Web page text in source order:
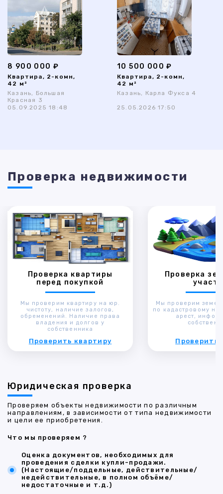
8 900 000 ₽
Квартира, 2-комн,
42 м²
Казань, Большая
Красная 3
05.09.2025 18:48
10 500 000 ₽
Квартира, 2-комн,
42 м²
Казань, Карла Фукса 4
25.05.2026 17:50
Проверка недвижимости
Проверка квартиры
перед покупкой
Мы проверим квартиру на юр.
чистоту, наличие залогов,
обременений. Наличие права
владения и долгов у
собственника
Проверить квартиру
Проверка
Мы проверим
по кадастровому
арест,
Проверить
Юридическая проверка
Проверяем объекты недвижимости по различным
направлениям, в зависимости от типа недвижимости
и цели ее приобретения.
Что мы проверяем ?
Оценка документов, необходимых для
проведения сделки купли-продажи.
(Настоящие/поддельные, действительные/
недействительные, в полном объёме/
недостаточные и т.д.)